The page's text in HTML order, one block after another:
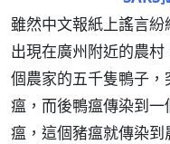
雖然中文報紙上謠言紛
出現在廣州附近的農
個農家的五千隻鴨子
瘟，而後鴨瘟傳染到
瘟，這個豬瘟就傳染到